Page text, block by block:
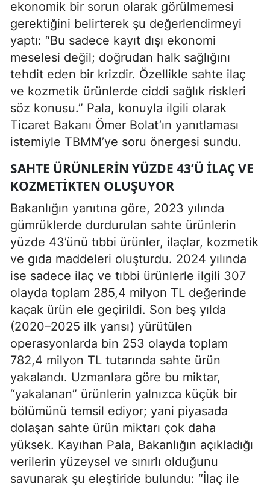
ekonomik bir sorun olarak görülmemesi
gerektiğini belirterek şu değerlendirmeyi
yaptı: “Bu sadece kayıt dışı ekonomi
meselesi değil; doğrudan halk sağlığını
tehdit eden bir krizdir. Özellikle sahte ilaç
ve kozmetik ürünlerde ciddi sağlık riskleri
söz konusu.” Pala, konuyla ilgili olarak
Ticaret Bakanı Ömer Bolat’ın yanıtlaması
istemiyle TBMM’ye soru önergesi sundu.
SAHTE ÜRÜNLERIN YÜZDE 43’Ü İLAÇ VE
KOZMETIKTEN OLUŞUYOR
Bakanlığın yanıtına göre, 2023 yılında
gümrüklerde durdurulan sahte ürünlerin
yüzde 43’ünü tıbbi ürünler, ilaçlar, kozmetik
ve gıda maddeleri oluşturdu. 2024 yılında
ise sadece ilaç ve tıbbi ürünlerle ilgili 307
olayda toplam 285,4 milyon TL değerinde
kaçak ürün ele geçirildi. Son beş yılda
(2020–2025 ilk yarısı) yürütülen
operasyonlarda bin 253 olayda toplam
782,4 milyon TL tutarında sahte ürün
yakalandı. Uzmanlara göre bu miktar,
“yakalanan” ürünlerin yalnızca küçük bir
bölümünü temsil ediyor; yani piyasada
dolaşan sahte ürün miktarı çok daha
yüksek. Kayıhan Pala, Bakanlığın açıkladığı
verilerin yüzeysel ve sınırlı olduğunu
savunarak şu eleştiride bulundu: “İlaç ile